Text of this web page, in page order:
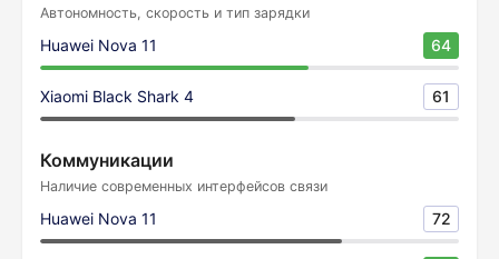
Автономность, скорость и тип зарядки
Huawei Nova 11 64
Xiaomi Black Shark 4 61
Коммуникации
Наличие современных интерфейсов связи
Huawei Nova 11 72